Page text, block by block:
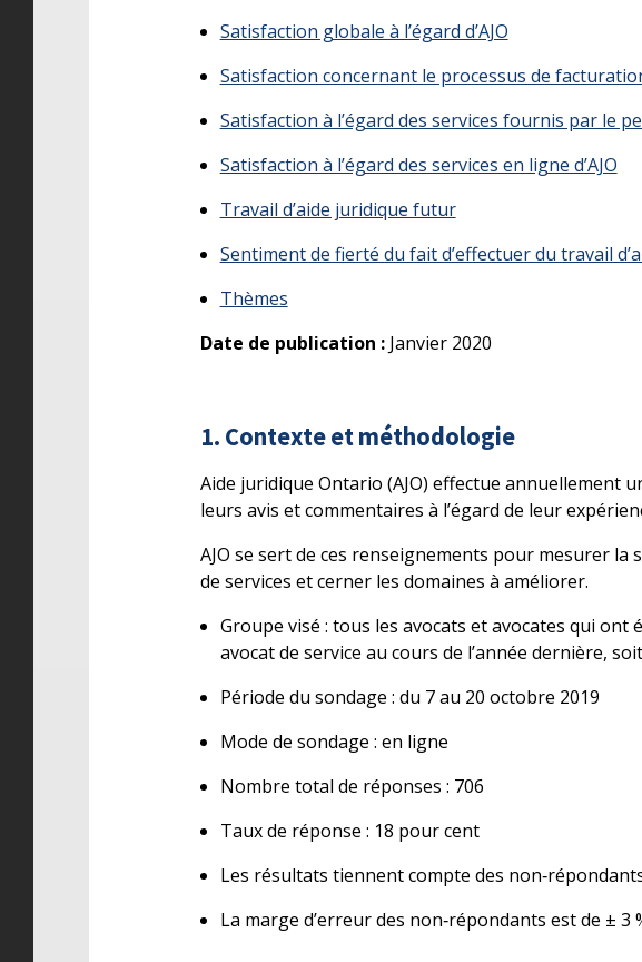
Satisfaction globale à l’égard d’AJO
Satisfaction concernant le processus de facturation
Satisfaction à l’égard des services fournis par le
Satisfaction à l’égard des services en ligne d’AJO
Travail d’aide juridique futur
Sentiment de fierté du fait d’effectuer du travail
Thèmes
Date de publication : Janvier 2020
1. Contexte et méthodologie
Aide juridique Ontario (AJO) effectue annuellement
leurs avis et commentaires à l’égard de leur
AJO se sert de ces renseignements pour mesurer la
de services et cerner les domaines à améliorer.
Groupe visé : tous les avocats et avocates qui
avocat de service au cours de l’année dernière,
Période du sondage : du 7 au 20 octobre 2019
Mode de sondage : en ligne
Nombre total de réponses : 706
Taux de réponse : 18 pour cent
Les résultats tiennent compte des
La marge d’erreur des non‑répondants est de ± 3